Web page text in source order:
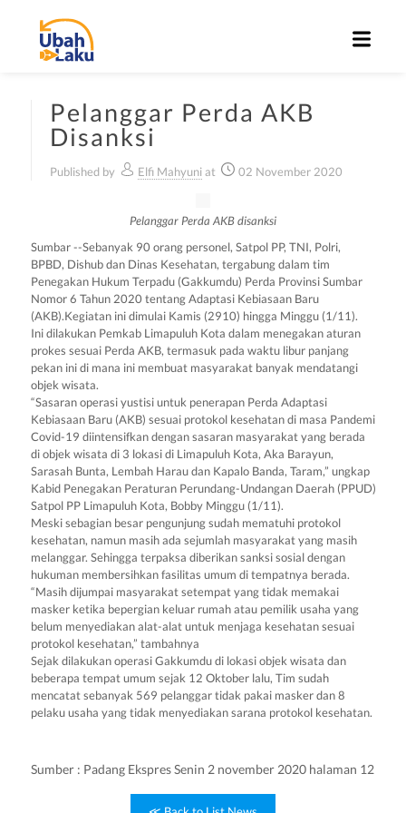
Pelanggar Perda AKB
Disanksi
Published by Elfi Mahyuni at 02 November 2020
Pelanggar Perda AKB disanksi
Sumbar --Sebanyak 90 orang personel, Satpol PP, TNI, Polri,
BPBD, Dishub dan Dinas Kesehatan, tergabung dalam tim
Penegakan Hukum Terpadu (Gakkumdu) Perda Provinsi Sumbar
Nomor 6 Tahun 2020 tentang Adaptasi Kebiasaan Baru
(AKB).Kegiatan ini dimulaiKamis (2910) hingga Minggu (1/11).
Ini dilakukan Pemkab Limapuluh Kota dalam menegakan aturan
prokes sesuai Perda AKB, termasuk pada waktu libur panjang
pekan ini di mana ini membuat masyarakat banyak mendatangi
objek wisata.
“Sasaran operasi yustisi untuk penerapan Perda Adaptasi
Kebiasaan Baru (AKB) sesuai protokol kesehatan di masa Pandemi
Covid-19 diintensifkan dengan sasaran masyarakat yang berada
di objek wisata di 3 lokasi di Limapuluh Kota, Aka Barayun,
Sarasah Bunta, Lembah Harau dan Kapalo Banda, Taram,” ungkap
Kabid Penegakan Peraturan Perundang-Undangan Daerah (PPUD)
Satpol PP Limapuluh Kota, Bobby Minggu (1/11).
Meski sebagian besar pengunjung sudah mematuhi protokol
kesehatan, namun masih ada sejumlah masyarakat yang masih
melanggar. Sehingga terpaksa diberikan sanksi sosial dengan
hukuman membersihkan fasilitas umum di tempatnya berada.
“Masih dijumpai masyarakat setempat yang tidak memakai
masker ketika bepergian keluar rumah atau pemilik usaha yang
belum menyediakan alat-alat untuk menjaga kesehatan sesuai
protokol kesehatan,” tambahnya
Sejak dilakukan operasi Gakkumdu di lokasi objek wisata dan
beberapa tempat umum sejak 12 Oktober lalu, Tim sudah
mencatat sebanyak 569 pelanggar tidak pakai masker dan 8
pelaku usaha yang tidak menyediakan sarana protokol kesehatan.
Sumber : Padang Ekspres Senin 2 november 2020 halaman 12